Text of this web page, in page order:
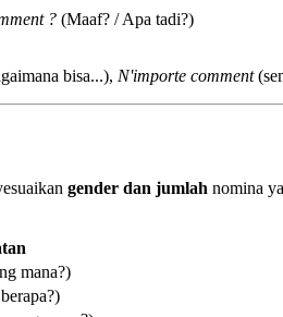
? (Maaf? / Apa tadi?)
bisa...), N'importe comment
gender dan jumlah nomina
mana?)